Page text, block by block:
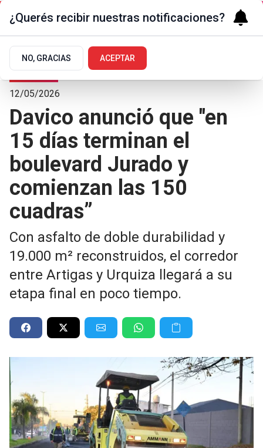
La Ciudad
12/05/2026
Davico anunció que "en
15 días terminan el
boulevard Jurado y
comienzan las 150
cuadras”
Con asfalto de doble durabilidad y
19.000 m² reconstruidos, el corredor
entre Artigas y Urquiza llegará a su
etapa final en poco tiempo.
¿Querés recibir nuestras notificaciones?
NO, GRACIAS ACEPTAR